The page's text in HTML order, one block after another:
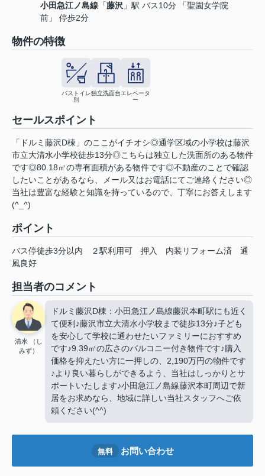
小田急江ノ島線 「藤沢 」駅 バス10分 「聖園女学院
前」 停歩2分
物件の特徴
バストイレ
別
独立洗面台エレベータ
ー
セールスポイント
「ドルミ藤沢D棟」のここがイチオシ◎通学区域の小学校は藤沢
市立大清水小学校徒歩13分◎こちらは独立した洗面所のある物件
です◎80.18㎡の専有面積がある物件です◎不動産のことで確認
したいことがあるなら、メール又はお電話にてご連絡ください◎
当社は豊富な経験と知識を持っているので、丁寧にお答えします
(^_^)
ポイント
バス停徒歩3分以内 ２駅利用可 押入 内装リフォーム済
通
風良好
担当者のコメント
清水 （し
みず）
ドルミ藤沢D棟：小田急江ノ島線藤沢本町駅にも近く
て便利♪藤沢市立大清水小学校まで徒歩13分♪子ども
を安心して学校に通わせたいファミリーにおすすめ
です♪9.39㎡の広さのバルコニー付き物件です♪購入
価格を抑えたい方に一押しの、2,190万円の物件です
♪より良い暮らしができるよう、当社はしっかりとサ
ポートいたします♪小田急江ノ島線藤沢本町周辺で新
居をお求めなら、地域に詳しい当社スタッフへご依
頼ください(^^)
無料 お問い合わせ